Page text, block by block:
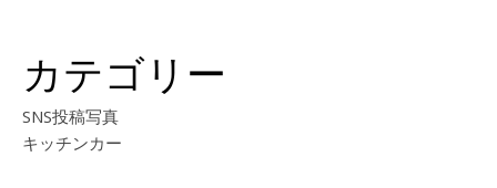
カテゴリー
SNS投稿写真
キッチンカー